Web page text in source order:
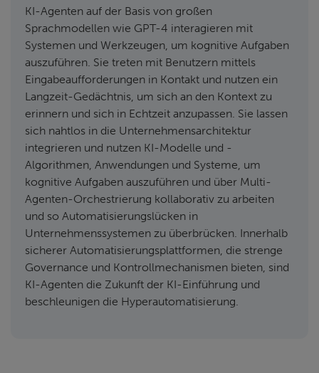
KI-Agenten auf der Basis von großen
Sprachmodellen wie GPT-4 interagieren mit
Systemen und Werkzeugen, um kognitive Aufgaben
auszuführen. Sie treten mit Benutzern mittels
Eingabeaufforderungen in Kontakt und nutzen ein
Langzeit-Gedächtnis, um sich an den Kontext zu
erinnern und sich in Echtzeit anzupassen. Sie lassen
sich nahtlos in die Unternehmensarchitektur
integrieren und nutzen KI-Modelle und -
Algorithmen, Anwendungen und Systeme, um
kognitive Aufgaben auszuführen und über Multi-
Agenten-Orchestrierung kollaborativ zu arbeiten
und so Automatisierungslücken in
Unternehmenssystemen zu überbrücken. Innerhalb
sicherer Automatisierungsplattformen, die strenge
Governance und Kontrollmechanismen bieten, sind
KI-Agenten die Zukunft der KI-Einführung und
beschleunigen die Hyperautomatisierung.